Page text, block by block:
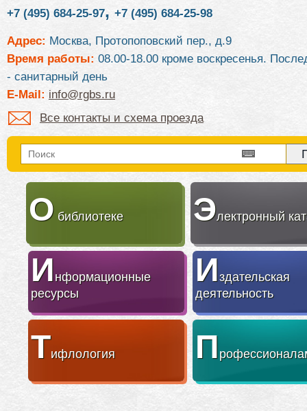
+7 (495) 684-25-97, +7 (495) 684-25-98
Адрес: Москва, Протопоповский пер., д.9
Время работы: 08.00-18.00 кроме воскресенья.
- санитарный день
E-Mail: info@rgbs.ru
Все контакты и схема проезда
О библиотеке Электронный
Информационные
ресурсы
Издательская
деятельность
Тифлология П